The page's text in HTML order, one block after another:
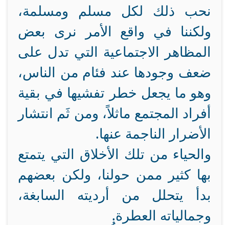
نحب ذلك لكل مسلم ومسلمة،
ولكننا في واقع الأمر نرى بعض
المظاهر الاجتماعية التي تدل على
ضعف وجودها عند فئام من الناس،
وهو ما يجعل خطر تفشيها في بقية
أفراد المجتمع ماثلاً، ومن ثَم انتشار
الأضرار الناجمة عنها.
والحياء من تلك الأخلاق التي يتمتع
بها كثير ممن حولنا، ولكن بعضهم
بدأ يتحلل من أرديته السابغة،
وجمالياته العطرة.